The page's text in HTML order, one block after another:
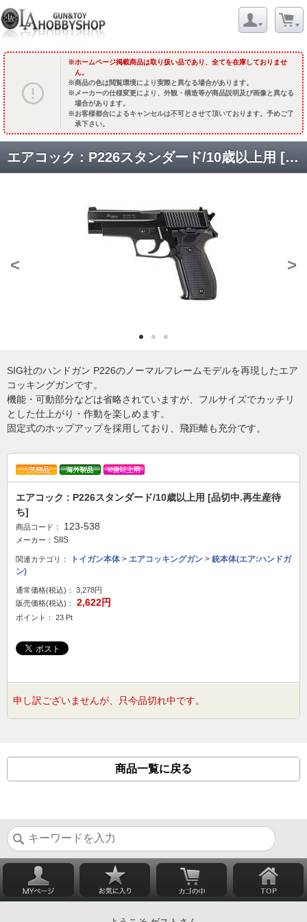
ホームページ掲載商品は取り扱い品であり、全てを在庫しておりませ
ん。
商品の色は閲覧環境により実際と異なる場合があります。
メーカーの仕様変更により、外観・構造等が商品説明及び画像と異なる
場合があります。
お客様都合によるキャンセルは不可とさせて頂いております。予めご了
承下さい。
エアコック : P226スタンダード/10歳以上用 [品切中.再生産待ち]
< >
SIG社のハンドガン P226のノーマルフレームモデルを再現したエア
コッキングガンです。
機能・可動部分などは省略されていますが、フルサイズでカッチリ
とした仕上がり・作動を楽しめます。
固定式のホップアップを採用しており、飛距離も充分です。
エアコック : P226スタンダード/10歳以上用 [品切中.再生産待
ち]
商品コード： 123-538
メーカー： SIIS
関連カテゴリ： トイガン本体> エアコッキングガン > 銃本体(エア:ハンドガ
ン)
通常価格(税込)：
3,278円
販売価格(税込)：
2,622円
ポイント： 23 Pt
申し訳ございませんが、只今品切れ中です。
商品一覧に戻る